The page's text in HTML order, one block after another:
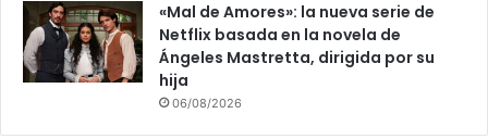
«Mal de Amores»: la nueva serie de
Netflix basada en la novela de
Ángeles Mastretta, dirigida por su
hija
06/08/2026